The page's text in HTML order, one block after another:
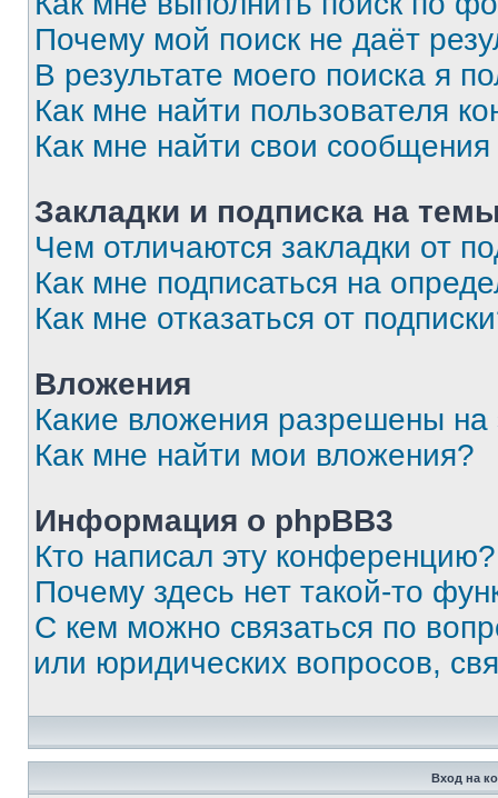
Почему мой поиск не даёт
В результате моего поиска я
Как мне найти пользователя
Как мне найти свои
Закладки и подписка на
Чем отличаются закладки от
Как мне подписаться на
Как мне отказаться от
Вложения
Какие вложения разрешены
Как мне найти мои вложения?
Информация о phpBB3
Кто написал эту конференцию?
Почему здесь нет такой-то
С кем можно связаться по
или юридических вопросов,
Вход на